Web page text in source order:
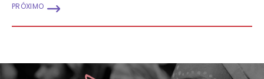
PRÓXIMO